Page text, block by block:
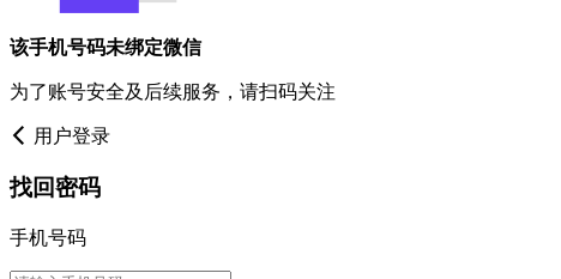
该手机号码未绑定微信
为了账号安全及后续服务，请扫码关注
用户登录
找回密码
手机号码